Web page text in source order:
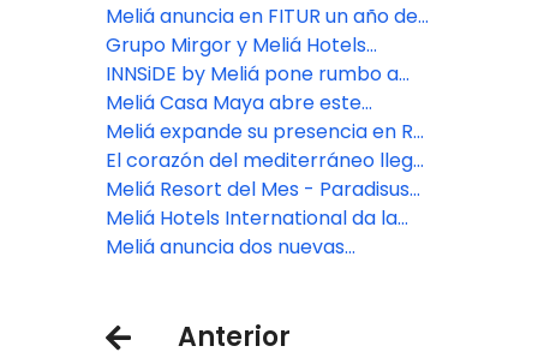
app
mundial en sostenibilidad, según
S&P Global
Meliá anuncia en FITUR un año de
intensa expansión geográfica y
consolidación de su apuesta por
los segmentos Premium y de Lujo
Grupo Mirgor y Meliá Hotels
International desarrollarán un
hotel de lujo en Ushuaia
INNSiDE by Meliá pone rumbo a
Argentina y consolida su
expansión en América Latina
Meliá Casa Maya abre este
diciembre 2024
Meliá expande su presencia en RD
con INNSiDE by Meliá
El corazón del mediterráneo llega
al Caribe: ZEL Punta Cana abre sus
puertas
Meliá Resort del Mes - Paradisus
Playa del Carmen
Meliá Hotels International da la
bienvenida a los miembros
Meliá anuncia dos nuevas
ArgentinaAnterior